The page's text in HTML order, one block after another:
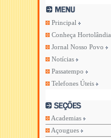
Principal
Conheça Hortolândia
Jornal Nosso Povo
Notícias
Passatempo
Telefones Úteis
Academias
Açougues